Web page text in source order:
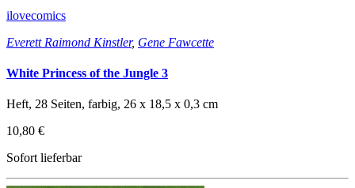
ilovecomics
Everett Raimond Kinstler, Gene Fawcette
White Princess of the Jungle 3
Heft, 28 Seiten, farbig, 26 x 18,5 x 0,3 cm
10,80 €
Sofort lieferbar